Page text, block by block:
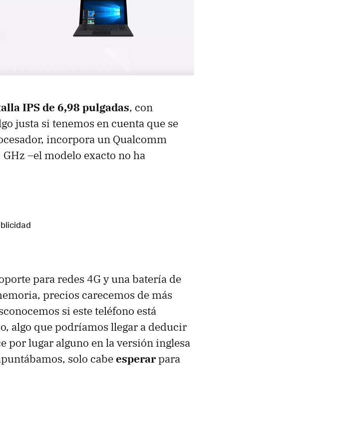
IPS de 6,98 pulgadas, con
justa si tenemos en cuenta que se
incorpora un Qualcomm
–el modelo exacto no ha
para redes 4G y una batería de
precios carecemos de más
si este teléfono está
algo que podríamos llegar a deducir
por lugar alguno en la versión inglesa
solo cabeesperarpara